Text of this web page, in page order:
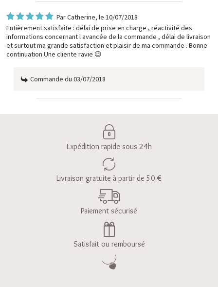
ParCatherine, le 10/07/2018
Entièrement satisfaite : délai de prise en charge , réactivité des
informations concernant l avancée de la commande , délai de livraison
et surtout ma grande satisfaction et plaisir de ma commande . Bonne
continuation Une cliente ravie 😉
Commande du 03/07/2018
Expédition rapide sous 24h
Livraison gratuite à partir de 50 €
Paiement sécurisé
Satisfait ou remboursé